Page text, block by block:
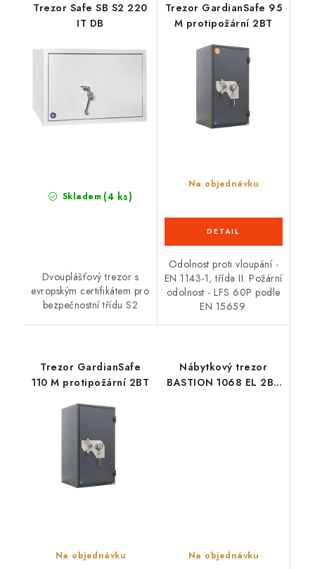
Trezor Safe SB S2 220
IT DB
Skladem (4 ks)
Dvouplášťový trezor s
evropským certifikátem pro
bezpečnostní třídu S2
Trezor GardianSafe 95
M protipožární 2BT
Na objednávku
Odolnost proti vloupání -
EN 1143-1, třída II. Požární
odolnost - LFS 60P podle
EN 15659.
Trezor GardianSafe
110 M protipožární 2BT
Na objednávku
Nábytkový trezor
BASTION 1068 EL 2BT
Na objednávku